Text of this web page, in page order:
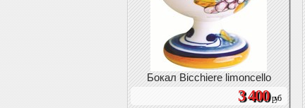
Бокал Bicchiere limoncello
3 400руб